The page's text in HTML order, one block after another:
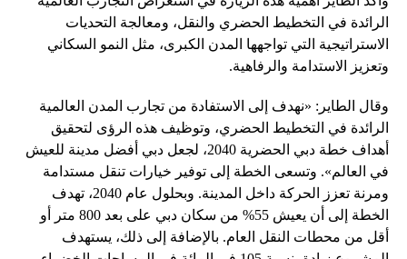
الرائدة في التخطيط الحضري والنقل، ومعالجة التحديات
الاستراتيجية التي تواجهها المدن الكبرى، مثل النمو السكاني
وتعزيز الاستدامة والرفاهية.
وقال الطاير: «نهدف إلى الاستفادة من تجارب المدن العالمية
الرائدة في التخطيط الحضري، وتوظيف هذه الرؤى لتحقيق
أهداف خطة دبي الحضرية 2040، لجعل دبي أفضل مدينة للعيش
في العالم». وتسعى الخطة إلى توفير خيارات تنقل مستدامة
ومرنة تعزز الحركة داخل المدينة. وبحلول عام 2040، تهدف
الخطة إلى أن يعيش 55% من سكان دبي على بعد 800 متر أو
أقل من محطات النقل العام. بالإضافة إلى ذلك، يستهدف